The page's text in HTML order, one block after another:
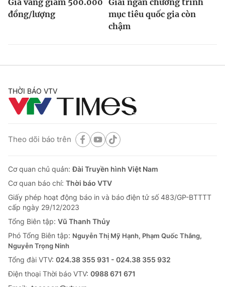
đồng/lượng
mục tiêu quốc gia còn
chậm
THỜI BÁO VTV
Theo dõi báo trên
Cơ quan chủ quản:Đài Truyền hình Việt Nam
Cơ quan báo chí: Thời báo VTV
Giấy phép hoạt động báo in và báo điện tử số 483/GP-BTTTT
cấp ngày 29/12/2023
Tổng Biên tập: Vũ Thanh Thủy
Phó Tổng Biên tập: Nguyễn Thị Mỹ Hạnh, Phạm Quốc Thắng,
Nguyễn Trọng Ninh
Tổng đài VTV: 024.38 355 931 - 024.38 355 932
Ðiện thoại Thời báo VTV: 0988 671 671